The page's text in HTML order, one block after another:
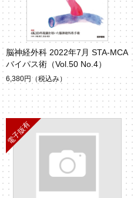
脳神経外科 2022年7月 STA-MCA
バイパス術（Vol.50 No.4）
6,380円 （税込み）